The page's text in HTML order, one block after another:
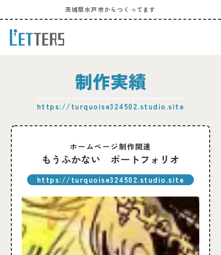
茨城県水戸市からつくってます
制作実績
https://turquoise324502.studio.site
ホームページ制作関連
もうふかない ポートフォリオ
https://turquoise324502.studio.site